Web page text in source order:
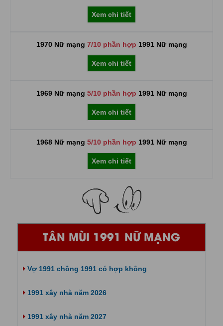
Xem chi tiết
1970 Nữ mạng 7/10 phần hợp 1991 Nữ mạng
Xem chi tiết
1969 Nữ mạng 5/10 phần hợp 1991 Nữ mạng
Xem chi tiết
1968 Nữ mạng 5/10 phần hợp 1991 Nữ mạng
Xem chi tiết
TÂN MÙI 1991 NỮ MẠNG
Vợ 1991 chồng 1991 có hợp không
1991 xây nhà năm 2026
1991 xây nhà năm 2027